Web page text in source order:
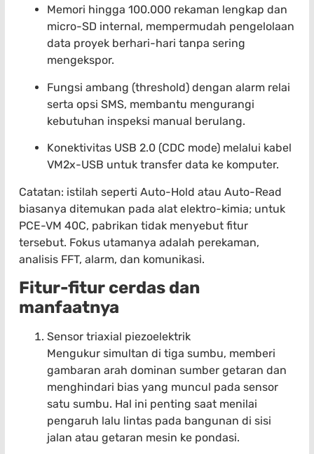
Memori hingga 100.000 rekaman lengkap dan
micro-SD internal, mempermudah pengelolaan
data proyek berhari-hari tanpa sering
mengekspor.
Fungsi ambang (threshold) dengan alarm relai
serta opsi SMS, membantu mengurangi
kebutuhan inspeksi manual berulang.
Konektivitas USB 2.0 (CDC mode) melalui kabel
VM2x-USB untuk transfer data ke komputer.
Catatan: istilah seperti Auto-Hold atau Auto-Read
biasanya ditemukan pada alat elektro-kimia; untuk
PCE-VM 40C, pabrikan tidak menyebut fitur
tersebut. Fokus utamanya adalah perekaman,
analisis FFT, alarm, dan komunikasi.
Fitur-fitur cerdas dan
manfaatnya
Sensor triaxial piezoelektrik
Mengukur simultan di tiga sumbu, memberi
gambaran arah dominan sumber getaran dan
menghindari bias yang muncul pada sensor
satu sumbu. Hal ini penting saat menilai
pengaruh lalu lintas pada bangunan di sisi
jalan atau getaran mesin ke pondasi.